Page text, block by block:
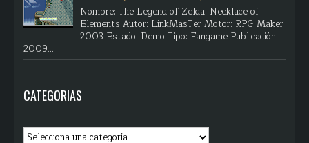
Nombre: The Legend of Zelda: Necklace of
Elements Autor: LinkMasTer Motor: RPG Maker
2003 Estado: Demo Tipo: Fangame Publicación:
2009...
CATEGORIAS